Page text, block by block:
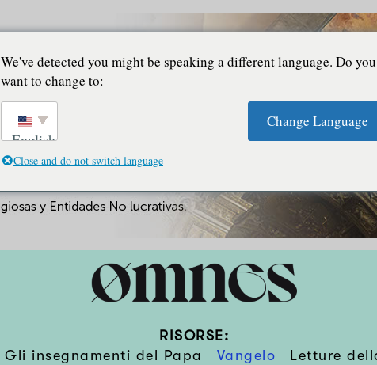
RISORSE:
Gli insegnamenti del Papa Vangelo Letture
We've detected you might be speaking a different language. Do you
want to change to:
English
Change Language
Close and do not switch language